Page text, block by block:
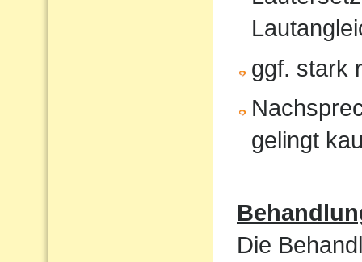
ggf. stark
gelingt
Die